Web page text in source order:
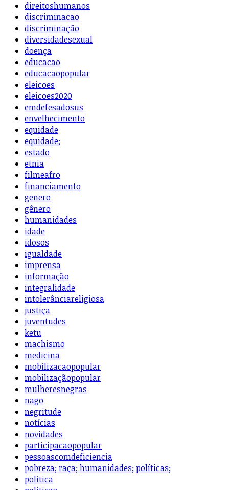
direitoshumanos
discriminacao
discriminação
diversidadesexual
doença
educacao
educacaopopular
eleicoes
eleicoes2020
emdefesadosus
envelhecimento
equidade
equidade;
estado
etnia
filmeafro
financiamento
genero
gênero
humanidades
idade
idosos
igualdade
imprensa
informação
integralidade
intolerânciareligiosa
justiça
juventudes
ketu
machismo
medicina
mobilizacaopopular
mobilizaçãopopular
mulheresnegras
nago
negritude
notícias
novidades
participacaopopular
pessoascomdeficiencia
pobreza; raça; humanidades; políticas;
politica